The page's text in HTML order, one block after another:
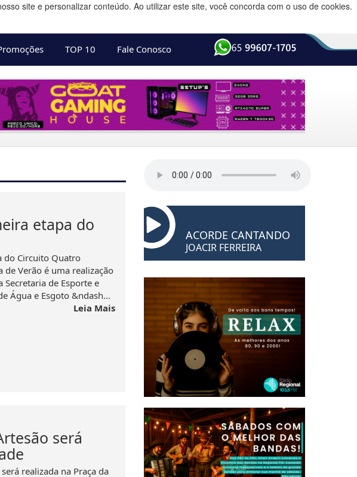
site e personalizar conteúdo. Ao utilizar este site, você concorda com o uso de cookies.
TOP 10 Fale Conosco
etapa do
do Circuito Quatro
de Verão é uma realização
de Esporte e
Água e Esgoto &ndash...
Leia Mais
será
realizada na Praça da
ACORDE CANTANDO
JOACIR FERREIRA